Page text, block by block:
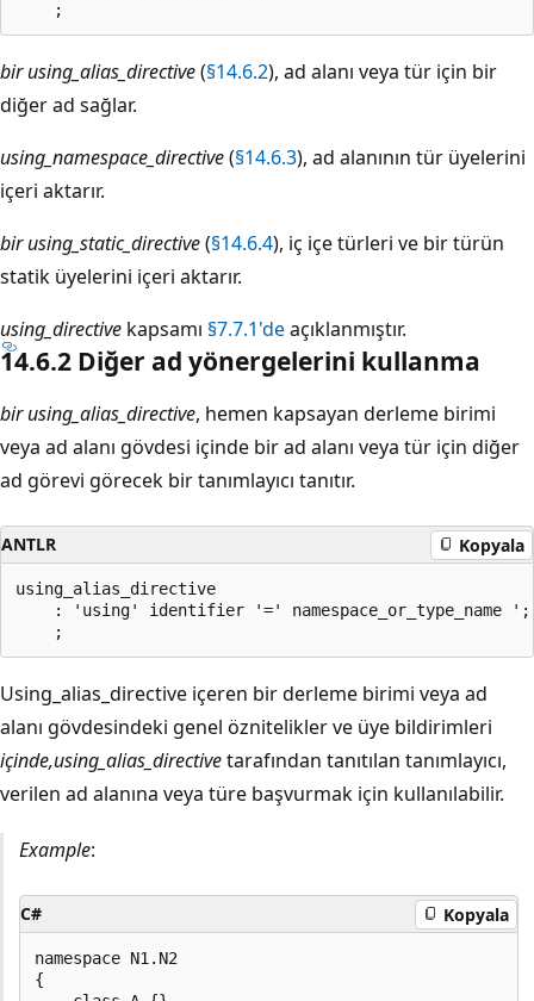
bir using_alias_directive(§14.6.2), ad alanı veya tür için bir
diğer ad sağlar.
using_namespace_directive(§14.6.3), ad alanının tür üyelerini
içeri aktarır.
bir using_static_directive(§14.6.4), iç içe türleri ve bir türün
statik üyelerini içeri aktarır.
using_directive kapsamı §7.7.1'deaçıklanmıştır.
14.6.2 Diğer ad yönergelerini kullanma
bir using_alias_directive, hemen kapsayan derleme birimi
veya ad alanı gövdesi içinde bir ad alanı veya tür için diğer
ad görevi görecek bir tanımlayıcı tanıtır.
ANTLR Kopyala
using_alias_directive
: 'using' identifier '=' namespace_or_type_name
Using_alias_directive içeren bir derleme birimi veya ad
alanı gövdesindeki genel öznitelikler ve üye bildirimleri
içinde,using_alias_directivetarafından tanıtılan tanımlayıcı,
verilen ad alanına veya türe başvurmak için kullanılabilir.
Example:
C# Kopyala
namespace N1.N2
{